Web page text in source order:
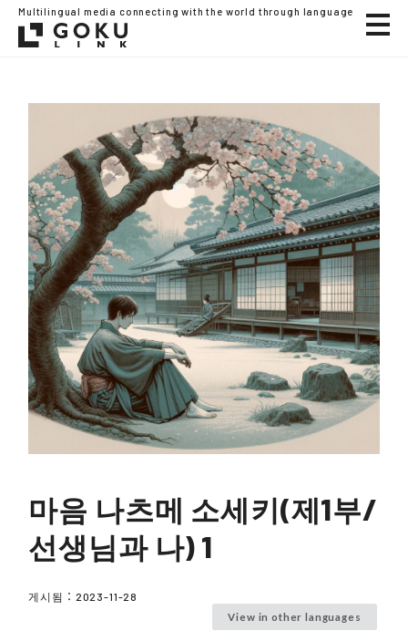
Multilingual media connecting with the world through language
마음 나츠메 소세키(제1부/
선생님과 나) 1
게시됨： 2023-11-28
View in other languages